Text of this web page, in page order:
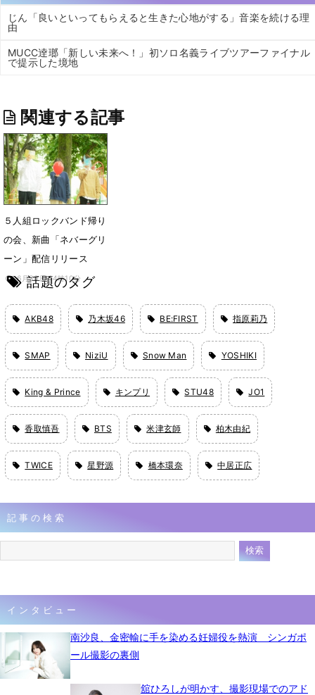
じん「良いといってもらえると生きた心地がする」音楽を続ける理
由
MUCC逹瑯「新しい未来へ！」初ソロ名義ライブツアーファイナル
で提示した境地
関連する記事
５人組ロックバンド帰り
の会、新曲「ネバーグリ
ーン」配信リリース
6月30日 14時10分
話題のタグ
AKB48 乃木坂46 BE:FIRST 指原莉乃
SMAP NiziU Snow Man YOSHIKI
King & Prince キンプリ STU48 JO1
香取慎吾 BTS 米津玄師 柏木由紀
TWICE 星野源 橋本環奈 中居正広
記事の検索
インタビュー
南沙良、金密輸に手を染める妊婦役を熱演 シンガポ
ール撮影の裏側
舘ひろしが明かす、撮影現場でのアド